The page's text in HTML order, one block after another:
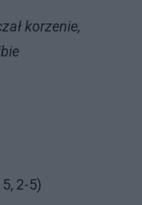
korzenie,
2-5)